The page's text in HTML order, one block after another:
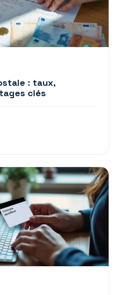
: taux,
clés